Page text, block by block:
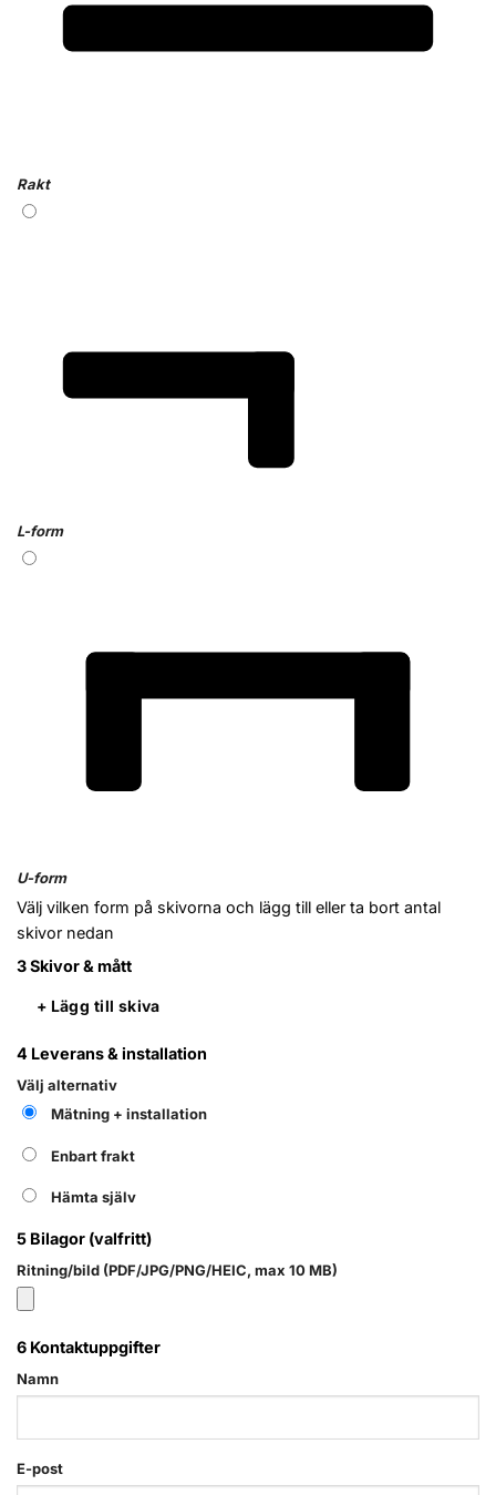
Rakt
L-form
U-form
Välj vilken form på skivorna och lägg till eller ta bort antal
skivor nedan
3Skivor & mått
+ Lägg till skiva
4 Leverans & installation
Välj alternativ
Mätning + installation
Enbart frakt
Hämta själv
5 Bilagor (valfritt)
Ritning/bild (PDF/JPG/PNG/HEIC, max 10 MB)
6 Kontaktuppgifter
Namn
E-post